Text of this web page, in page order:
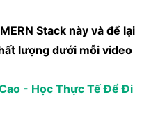
Stack này và để lại
lượng dưới mỗi video
- Học Thực Tế Để Đi